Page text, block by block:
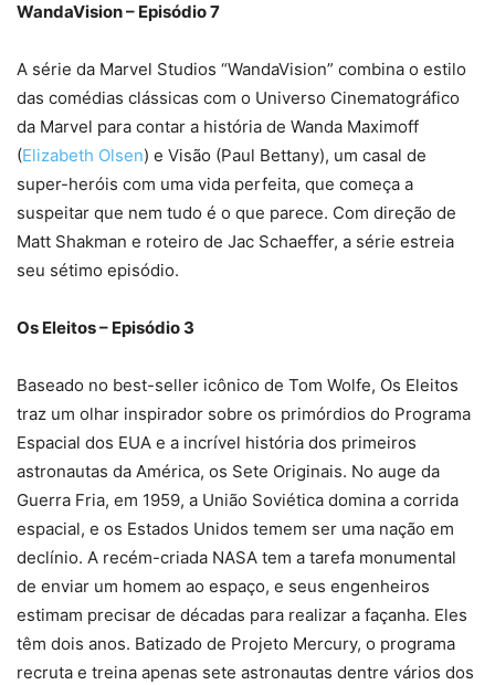
WandaVision – Episódio 7
A série da Marvel Studios “WandaVision” combina o estilo
das comédias clássicas com o Universo Cinematográfico
da Marvel para contar a história de Wanda Maximoff
(Elizabeth Olsen) e Visão (Paul Bettany), um casal de
super-heróis com uma vida perfeita, que começa a
suspeitar que nem tudo é o que parece. Com direção de
Matt Shakman e roteiro de Jac Schaeffer, a série estreia
seu sétimo episódio.
Os Eleitos – Episódio 3
Baseado no best-seller icônico de Tom Wolfe, Os Eleitos
traz um olhar inspirador sobre os primórdios do Programa
Espacial dos EUA e a incrível história dos primeiros
astronautas da América, os Sete Originais. No auge da
Guerra Fria, em 1959, a União Soviética domina a corrida
espacial, e os Estados Unidos temem ser uma nação em
declínio. A recém-criada NASA tem a tarefa monumental
de enviar um homem ao espaço, e seus engenheiros
estimam precisar de décadas para realizar a façanha. Eles
têm dois anos. Batizado de Projeto Mercury, o programa
recruta e treina apenas sete astronautas dentre vários dos